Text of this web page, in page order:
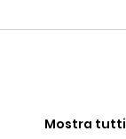
Mostra tutti